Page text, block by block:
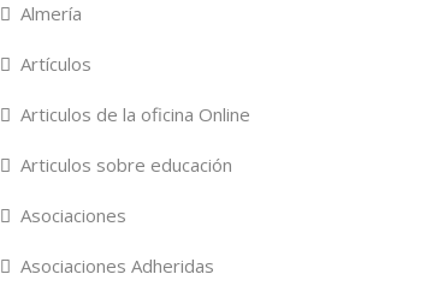
Almería
Artículos
Articulos de la oficina Online
Articulos sobre educación
Asociaciones
Asociaciones Adheridas